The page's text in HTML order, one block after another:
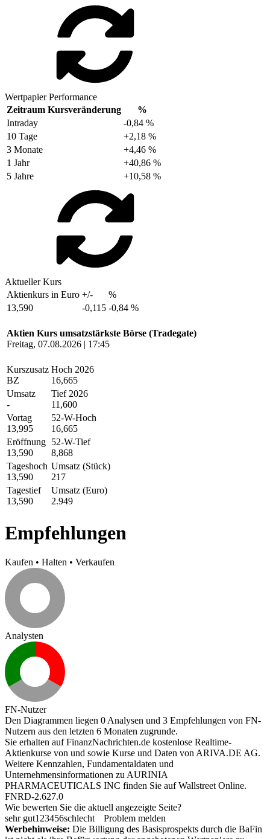
Wertpapier Performance
Zeitraum Kursveränderung
%
Intraday
-0,84 %
10 Tage
+2,18 %
3 Monate
+4,46 %
1 Jahr
+40,86 %
5 Jahre
+10,58 %
Aktueller Kurs
Aktienkurs in Euro +/-
%
13,590
-0,115 -0,84 %
Aktien Kurs umsatzstärkste Börse (Tradegate)
Freitag, 07.08.2026 | 17:45
Kurszusatz
BZ
Hoch 2026
16,665
Umsatz
-
Tief 2026
11,600
Vortag
13,995
52-W-Hoch
16,665
Eröffnung
13,590
52-W-Tief
8,868
Tageshoch
13,590
Umsatz (Stück)
217
Tagestief
13,590
Umsatz (Euro)
2.949
Empfehlungen
Kaufen • Halten • Verkaufen
Analysten
FN-Nutzer
Den Diagrammen liegen 0 Analysen und 3 Empfehlungen von FN-
Nutzern aus den letzten 6 Monaten zugrunde.
Sie erhalten auf FinanzNachrichten.de kostenlose Realtime-
Aktienkurse von und sowie Kurse und Daten von ARIVA.DE AG.
Weitere Kennzahlen, Fundamentaldaten und
Unternehmensinformationen zu AURINIA
PHARMACEUTICALS INC finden Sie aufWallstreet Online.
FNRD-2.627.0
Wie bewerten Sie die aktuell angezeigte Seite?
sehr gut1 23456schlecht
Problem melden
Werbehinweise: Die Billigung des Basisprospekts durch die BaFin